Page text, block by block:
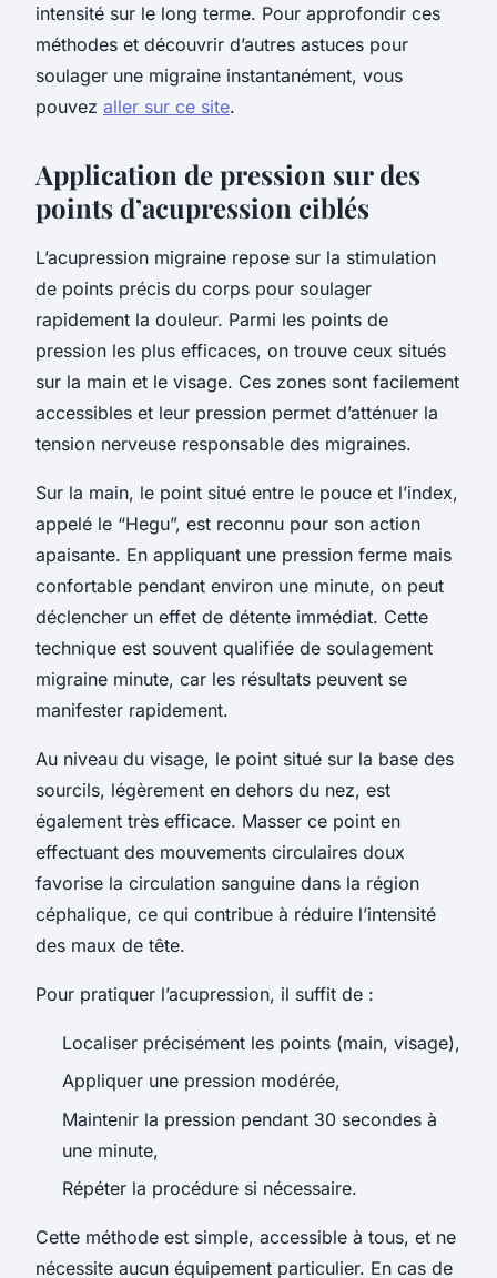
intensité sur le long terme. Pour approfondir ces
méthodes et découvrir d’autres astuces pour
soulager une migraine instantanément, vous
pouvez aller sur ce site.
Application de pression sur des
points d’acupression ciblés
L’acupression migraine repose sur la stimulation
de points précis du corps pour soulager
rapidement la douleur. Parmi les points de
pression les plus efficaces, on trouve ceux situés
sur la main et le visage. Ces zones sont facilement
accessibles et leur pression permet d’atténuer la
tension nerveuse responsable des migraines.
Sur la main, le point situé entre le pouce et l’index,
appelé le “Hegu”, est reconnu pour son action
apaisante. En appliquant une pression ferme mais
confortable pendant environ une minute, on peut
déclencher un effet de détente immédiat. Cette
technique est souvent qualifiée de soulagement
migraine minute, car les résultats peuvent se
manifester rapidement.
Au niveau du visage, le point situé sur la base des
sourcils, légèrement en dehors du nez, est
également très efficace. Masser ce point en
effectuant des mouvements circulaires doux
favorise la circulation sanguine dans la région
céphalique, ce qui contribue à réduire l’intensité
des maux de tête.
Pour pratiquer l’acupression, il suffit de :
Localiser précisément les points (main, visage),
Appliquer une pression modérée,
Maintenir la pression pendant 30 secondes à
une minute,
Répéter la procédure si nécessaire.
Cette méthode est simple, accessible à tous, et ne
nécessite aucun équipement particulier. En cas de